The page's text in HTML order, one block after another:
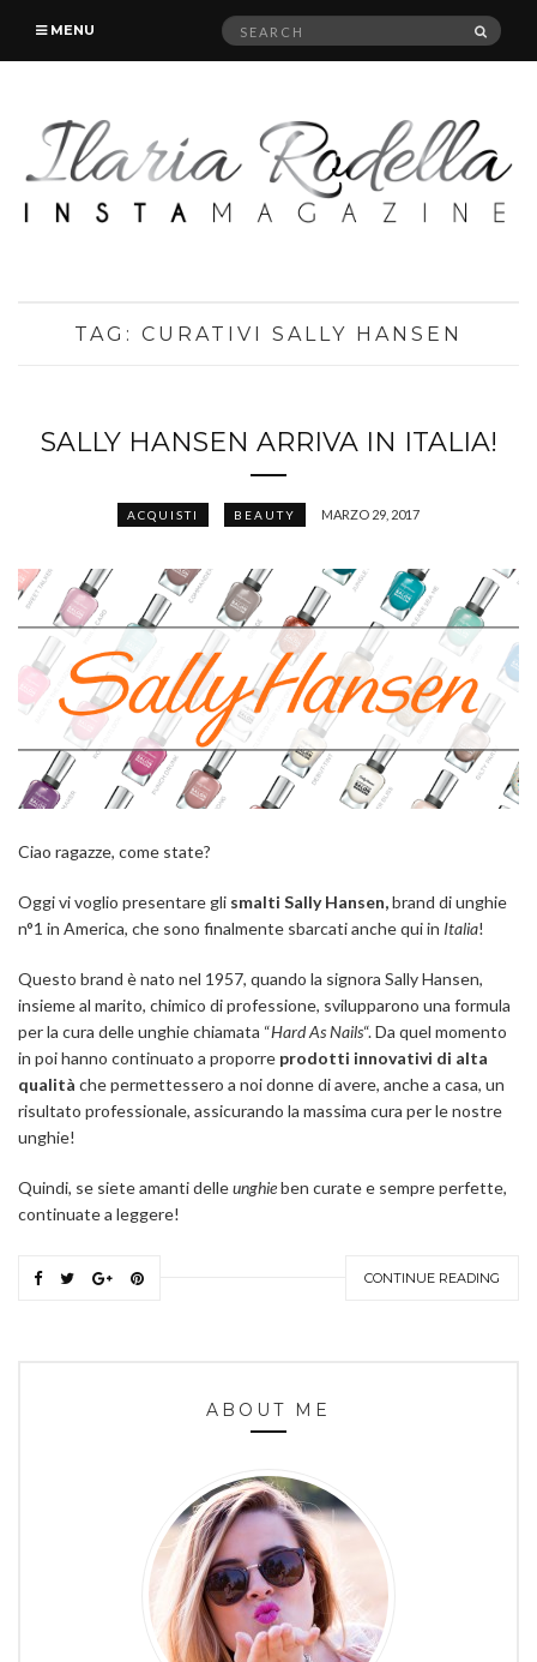
MENU
Search
TAG: CURATIVI SALLY HANSEN
SALLY HANSEN ARRIVA IN ITALIA!
ACQUISTI BEAUTY MARZO 29, 2017
Ciao ragazze, come state?
Oggi vi voglio presentare gli smalti Sally Hansen,brand di unghie
n°1 in America, che sono finalmente sbarcati anche qui in Italia!
Questo brand è nato nel 1957, quando la signora Sally Hansen,
insieme al marito, chimico di professione, svilupparono una formula
per la cura delle unghie chiamata “Hard As Nails“. Da quel momento
in poi hanno continuato a proporre prodotti innovativi di alta
qualità che permettessero a noi donne di avere, anche a casa, un
risultato professionale, assicurando la massima cura per le nostre
unghie!
Quindi, se siete amanti delleunghieben curate e sempre perfette,
continuate a leggere!
CONTINUE READING
ABOUT ME